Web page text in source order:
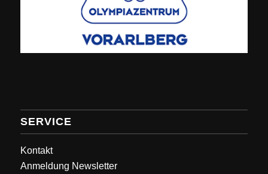
SERVICE
Kontakt
Anmeldung Newsletter